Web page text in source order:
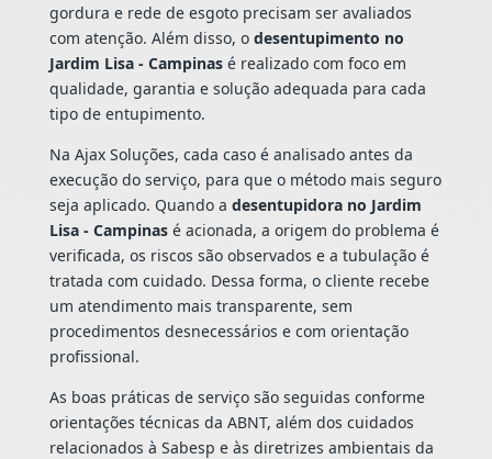
gordura e rede de esgoto precisam ser avaliados
com atenção. Além disso, o desentupimento no
Jardim Lisa - Campinasé realizado com foco em
qualidade, garantia e solução adequada para cada
tipo de entupimento.
Na Ajax Soluções, cada caso é analisado antes da
execução do serviço, para que o método mais seguro
seja aplicado. Quando a desentupidora no Jardim
Lisa - Campinasé acionada, a origem do problema é
verificada, os riscos são observados e a tubulação é
tratada com cuidado. Dessa forma, o cliente recebe
um atendimento mais transparente, sem
procedimentos desnecessários e com orientação
profissional.
As boas práticas de serviço são seguidas conforme
orientações técnicas da ABNT, além dos cuidados
relacionados à Sabesp e às diretrizes ambientais da